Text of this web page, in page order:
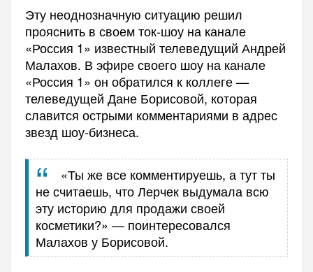
Эту неоднозначную ситуацию решил
прояснить в своем ток-шоу на канале
«Россия 1» известный телеведущий Андрей
Малахов. В эфире своего шоу на канале
«Россия 1» он обратился к коллеге —
телеведущей Дане Борисовой, которая
славится острыми комментариями в адрес
звезд шоу-бизнеса.
«Ты же все комментируешь, а тут ты
не считаешь, что Лерчек выдумала всю
эту историю для продажи своей
косметики?» — поинтересовался
Малахов у Борисовой.